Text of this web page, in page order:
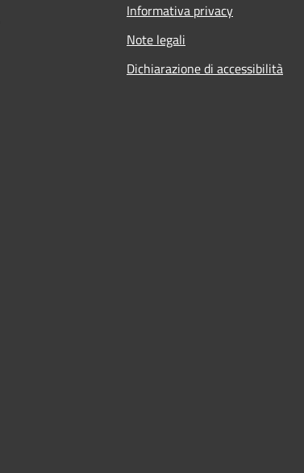
Informativa privacy
Note legali
Dichiarazione di accessibilità